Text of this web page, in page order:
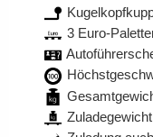
3 Euro-